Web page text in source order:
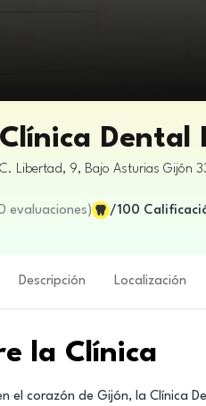
Clínica Dental
C. Libertad, 9, Bajo Asturias Gijón
evaluaciones) /100
Descripción Localización
la Clínica
el corazón de Gijón, la Clínica